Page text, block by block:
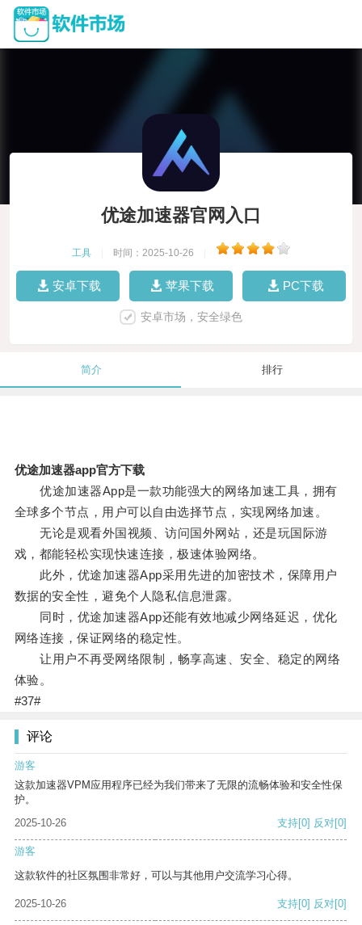
优途加速器官网入口
工具 时间：2025-10-26
安卓下载 苹果下载 PC下载
安卓市场，安全绿色
简介 排行
优途加速器app官方下载
优途加速器App是一款功能强大的网络加速工具，拥有
全球多个节点，用户可以自由选择节点，实现网络加速。
无论是观看外国视频、访问国外网站，还是玩国际游
戏，都能轻松实现快速连接，极速体验网络。
此外，优途加速器App采用先进的加密技术，保障用户
数据的安全性，避免个人隐私信息泄露。
同时，优途加速器App还能有效地减少网络延迟，优化
网络连接，保证网络的稳定性。
让用户不再受网络限制，畅享高速、安全、稳定的网络
体验。
#37#
评论
游客
这款加速器VPM应用程序已经为我们带来了无限的流畅体验和安全性保
护。
2025-10-26
支持[0] 反对[0]
游客
这款软件的社区氛围非常好，可以与其他用户交流学习心得。
2025-10-26 支持[0] 反对[0]